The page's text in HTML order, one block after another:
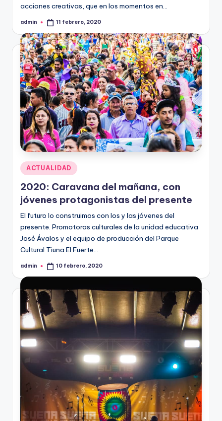
acciones creativas, que en los momentos en…
Publicado
admin 11 febrero, 2020
Publicado
en
ACTUALIDAD
2020: Caravana del mañana, con
jóvenes protagonistas del presente
El futuro lo construimos con los y las jóvenes del
presente. Promotoras culturales de la unidad educativa
José Ávalos y el equipo de producción del Parque
Cultural Tiuna El Fuerte…
Publicado
admin 10 febrero, 2020